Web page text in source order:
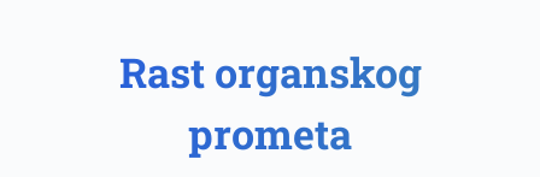
Rast organskog
prometa